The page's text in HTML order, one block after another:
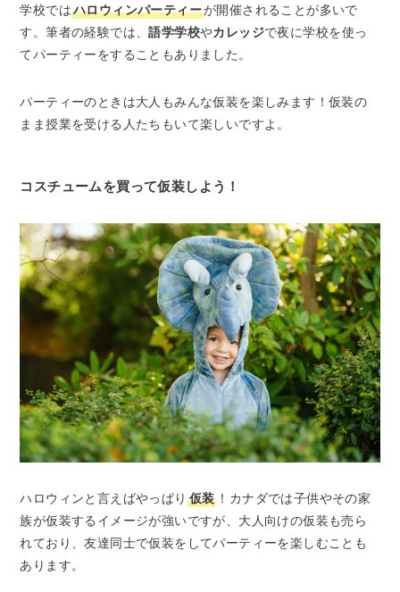
学校ではハロウィンパーティーが開催されることが多いで
す。筆者の経験では、語学学校やカレッジで夜に学校を使っ
てパーティーをすることもありました。
パーティーのときは大人もみんな仮装を楽しみます！仮装の
まま授業を受ける人たちもいて楽しいですよ。
コスチュームを買って仮装しよう！
ハロウィンと言えばやっぱり 仮装 ！カナダでは子供やその家
族が仮装するイメージが強いですが、大人向けの仮装も売ら
れており、友達同士で仮装をしてパーティーを楽しむことも
あります。